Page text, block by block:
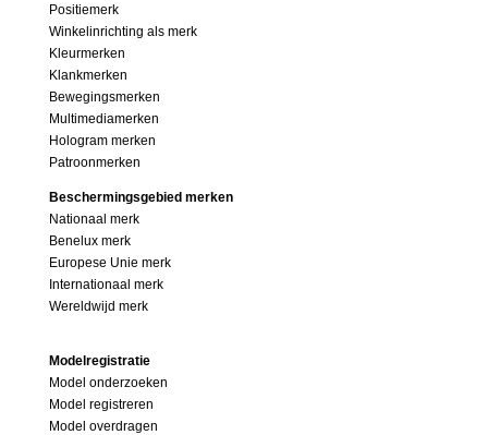
Positiemerk
Winkelinrichting als merk
Kleurmerken
Klankmerken
Bewegingsmerken
Multimediamerken
Hologram merken
Patroonmerken
Beschermingsgebied merken
Nationaal merk
Benelux merk
Europese Unie merk
Internationaal merk
Wereldwijd merk
Modelregistratie
Model onderzoeken
Model registreren
Model overdragen